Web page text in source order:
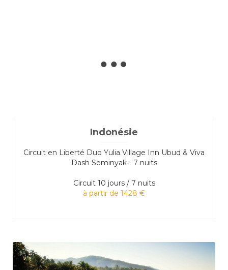
Indonésie
Circuit en Liberté Duo Yulia Village Inn Ubud & Viva
Dash Seminyak - 7 nuits
Circuit 10 jours / 7 nuits
à partir de 1428 €